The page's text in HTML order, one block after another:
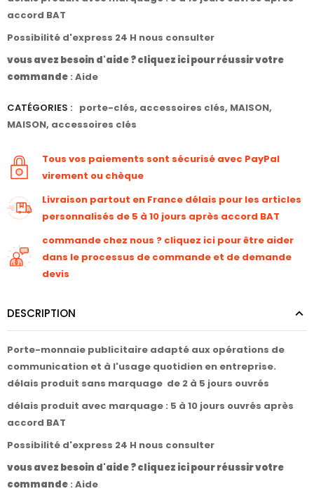
accord BAT
Possibilité d'express 24 H nous consulter
vous avez besoin d'aide ? cliquez ici pour réussir votre
commande : Aide
CATÉGORIES : porte-clés, accessoires clés, MAISON,
MAISON, accessoires clés
Tous vos paiements sont sécurisé avec PayPal
virement ou chèque
Livraison partout en France délais pour les articles
personnalisés de 5 à 10 jours après accord BAT
commande chez nous ? cliquez ici pour être aider
dans le processus de commande et de demande
devis
DESCRIPTION
Porte-monnaie publicitaire adapté aux opérations de
communication et à l'usage quotidien en entreprise.
délais produit sans marquage de 2 à 5 jours ouvrés
délais produit avec marquage : 5 à 10 jours ouvrés après
accord BAT
Possibilité d'express 24 H nous consulter
vous avez besoin d'aide ? cliquez ici pour réussir votre
commande : Aide